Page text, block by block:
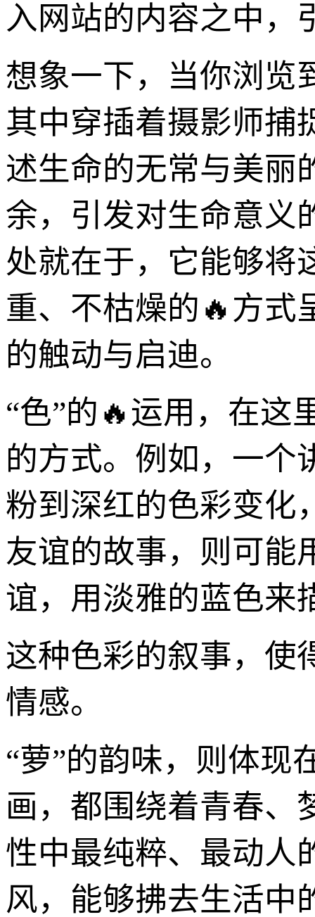
入网站的内容之中，
想象一下，当你浏览
其中穿插着摄影师捕
述生命的无常与美丽
余，引发对生命意义
处就在于，它能够将
重、不枯燥的🔥方式
的触动与启迪。
“色”的🔥运用，在这
的方式。例如，一个
粉到深红的色彩变化
友谊的故事，则可能
谊，用淡雅的蓝色来
这种色彩的叙事，使
情感。
“萝”的韵味，则体现
画，都围绕着青春、
性中最纯粹、最动人
风，能够拂去生活中